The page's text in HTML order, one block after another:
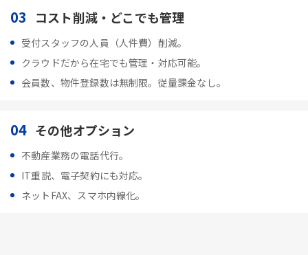
03 コスト削減・どこでも管理
受付スタッフの人員（人件費）削減。
クラウドだから在宅でも管理・対応可能。
会員数、物件登録数は無制限。従量課金なし。
04 その他オプション
不動産業務の電話代行。
IT重説、電子契約にも対応。
ネットFAX、スマホ内線化。